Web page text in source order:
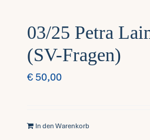
03/25 Petra
(SV-Fragen)
€ 50,00
In den Warenkorb